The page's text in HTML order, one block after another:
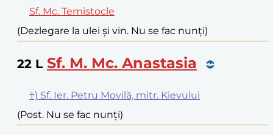
Sf. Mc. Temistocle
(Dezlegare la ulei și vin. Nu se fac nunți)
22 L Sf. M. Mc. Anastasia
†) Sf. Ier. Petru Movilă, mitr. Kievului
(Post. Nu se fac nunți)